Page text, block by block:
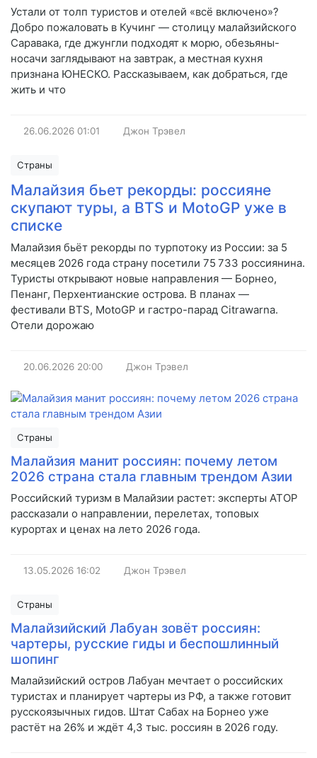
Устали от толп туристов и отелей «всё включено»?
Добро пожаловать в Кучинг — столицу малайзийского
Саравака, где джунгли подходят к морю, обезьяны-
носачи заглядывают на завтрак, а местная кухня
признана ЮНЕСКО. Рассказываем, как добраться, где
жить и что
26.06.2026 01:01 Джон Трэвел
Страны
Малайзия бьет рекорды: россияне
скупают туры, а BTS и MotoGP уже в
списке
Малайзия бьёт рекорды по турпотоку из России: за 5
месяцев 2026 года страну посетили 75 733 россиянина.
Туристы открывают новые направления — Борнео,
Пенанг, Перхентианские острова. В планах —
фестивали BTS, MotoGP и гастро-парад Citrawarna.
Отели дорожаю
20.06.2026 20:00 Джон Трэвел
Страны
Малайзия манит россиян: почему летом
2026 страна стала главным трендом Азии
Российский туризм в Малайзии растет: эксперты АТОР
рассказали о направлении, перелетах, топовых
курортах и ценах на лето 2026 года.
13.05.2026 16:02 Джон Трэвел
Страны
Малайзийский Лабуан зовёт россиян:
чартеры, русские гиды и беспошлинный
шопинг
Малайзийский остров Лабуан мечтает о российских
туристах и планирует чартеры из РФ, а также готовит
русскоязычных гидов. Штат Сабах на Борнео уже
растёт на 26% и ждёт 4,3 тыс. россиян в 2026 году.